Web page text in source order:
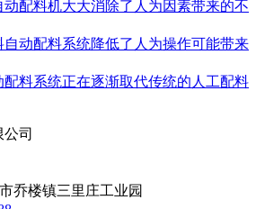
动配料机大大消除了人为因素带来的不
自动配料系统降低了人为操作可能带来
配料系统正在逐渐取代传统的人工配料
司
乔楼镇三里庄工业园